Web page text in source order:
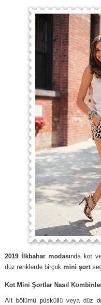
2019 İlkbahar modasında kot
düz renklerde birçok mini şort
Kot Mini Şortlar Nasıl
Alt bölümü püsküllü veya düz